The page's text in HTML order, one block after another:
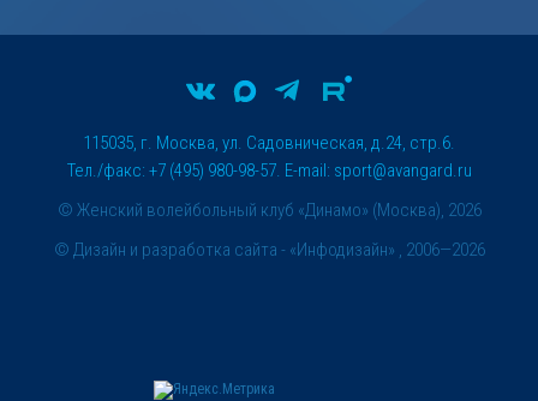
© Женский волейбольный клуб «Динамо» (Москва), 2026
115035, г. Москва, ул. Садовническая, д.24, стр.6.
Тел./факс: +7 (495) 980-98-57. E-mail: sport@avangard.ru
© Дизайн и разработка сайта - «Инфодизайн» , 2006—2026